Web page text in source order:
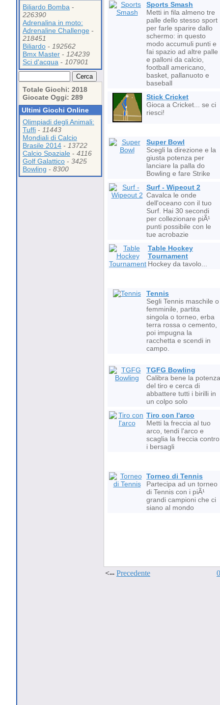
Biliardo Bomba -
226390
Adrenalina in moto:
Adrenaline Challenge -
218451
Biliardo - 192562
Bmx Master - 124239
Sci d'acqua - 107901
Totale Giochi: 2018
Giocate Oggi: 289
Ultimi Giochi Online
Olimpiadi degli Animali:
Tuffi - 11443
Mondiali di Calcio
Brasile 2014 - 13722
Calcio Spaziale - 4116
Golf Galattico - 3425
Bowling - 8300
Sports Smash
Metti in fila almeno tre
palle dello stesso sport
per farle sparire dallo
schermo: in questo
modo accumuli punti e
fai spazio ad altre palle
e palloni da calcio,
football americano,
basket, pallanuoto e
baseball
Stick Cricket
Gioca a Cricket... se ci
riesci!
Super Bowl
Scegli la direzione e la
giusta potenza per
lanciare la palla do
Bowling e fare Strike
Surf - Wipeout 2
Cavalca le onde
dell'oceano con il tuo
Surf. Hai 30 secondi
per collezionare piÃ¹
punti possibile con le
tue acrobazie
Table Hockey
Tournament
Hockey da tavolo...
Tennis
Segli Tennis maschile o
femminile, partita
singola o torneo, erba
terra rossa o cemento,
poi impugna la
racchetta e scendi in
campo.
TGFG Bowling
Calibra bene la potenza
del tiro e cerca di
abbattere tutti i birilli in
un colpo solo
Tiro con l'arco
Metti la freccia al tuo
arco, tendi l'arco e
scaglia la freccia contro
i bersagli
Torneo di Tennis
Partecipa ad un torneo
di Tennis con i piÃ¹
grandi campioni che ci
siano al mondo
<-- Precedente